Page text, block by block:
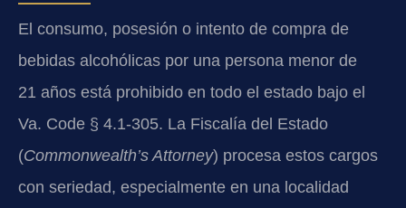
El consumo, posesión o intento de compra de
bebidas alcohólicas por una persona menor de
21 años está prohibido en todo el estado bajo el
Va. Code § 4.1‑305. La Fiscalía del Estado
(Commonwealth’s Attorney) procesa estos cargos
con seriedad, especialmente en una localidad